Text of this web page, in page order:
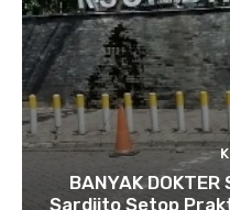
BANYAK DOKTER
Sardjito Setop